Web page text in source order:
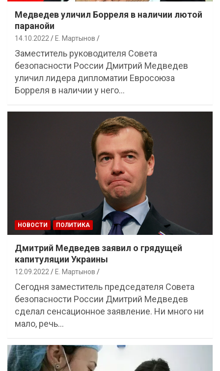
Медведев уличил Борреля в наличии лютой
паранойи
14.10.2022 Е. Мартынов
Заместитель руководителя Совета
безопасности России Дмитрий Медведев
уличил лидера дипломатии Евросоюза
Борреля в наличии у него…
НОВОСТИ ПОЛИТИКА
Дмитрий Медведев заявил о грядущей
капитуляции Украины
12.09.2022 Е. Мартынов
Сегодня заместитель председателя Совета
безопасности России Дмитрий Медведев
сделал сенсационное заявление. Ни много ни
мало, речь…